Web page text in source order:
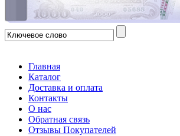
Главная
Каталог
Доставка и оплата
Контакты
О нас
Обратная связь
Отзывы Покупателей